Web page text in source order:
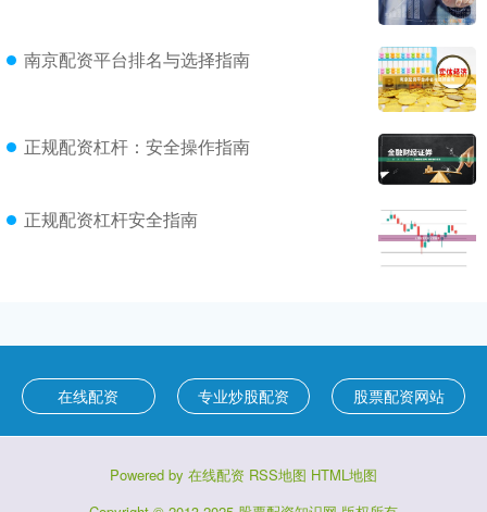
南京配资平台排名与选择指南
正规配资杠杆：安全操作指南
正规配资杠杆安全指南
在线配资 专业炒股配资 股票配资网站
Powered by 在线配资 RSS地图 HTML地图